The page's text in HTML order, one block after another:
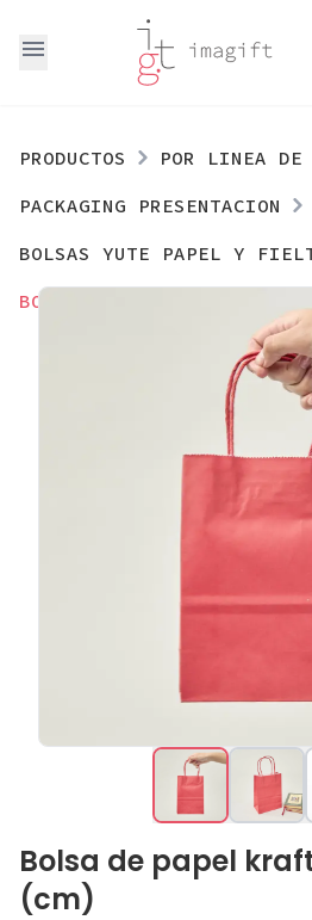
menu
PRODUCTOS
POR LINEA DE
PACKAGING PRESENTACION
BOLSAS YUTE PAPEL Y
BOLSA DE PAPEL KRAFT
Bolsa de papel
(cm)